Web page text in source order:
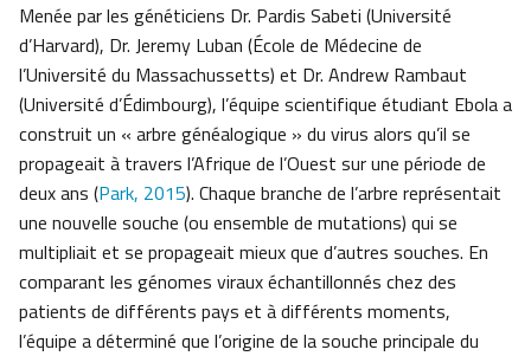
Menée par les généticiens Dr. Pardis Sabeti (Université
d’Harvard), Dr. Jeremy Luban (École de Médecine de
l’Université du Massachussetts) et Dr. Andrew Rambaut
(Université d’Édimbourg), l’équipe scientifique étudiant Ebola a
construit un « arbre généalogique » du virus alors qu’il se
propageait à travers l’Afrique de l’Ouest sur une période de
deux ans (Park, 2015). Chaque branche de l’arbre représentait
une nouvelle souche (ou ensemble de mutations) qui se
multipliait et se propageait mieux que d’autres souches. En
comparant les génomes viraux échantillonnés chez des
patients de différents pays et à différents moments,
l’équipe a déterminé que l’origine de la souche principale du